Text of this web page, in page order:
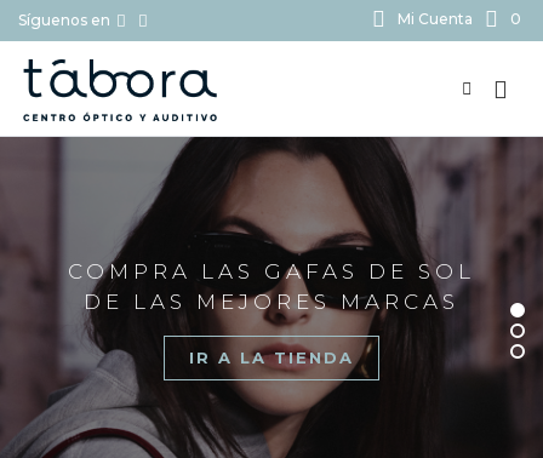
Síguenos en Mi Cuenta 0
COMPRA LAS GAFAS DE SOL
DE LAS MEJORES MARCAS
IR A LA TIENDA